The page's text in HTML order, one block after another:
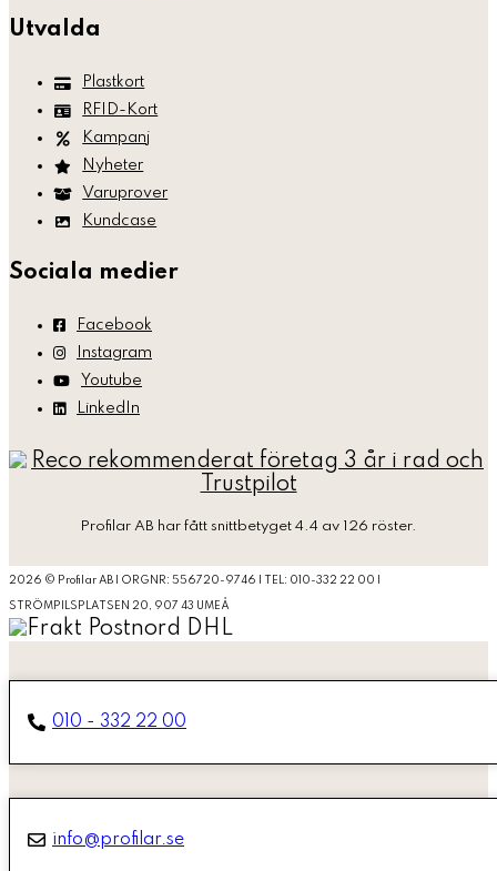
Utvalda
Plastkort
RFID-Kort
Kampanj
Nyheter
Varuprover
Kundcase
Sociala medier
Facebook
Instagram
Youtube
LinkedIn
Profilar AB har fått snittbetyget 4.4 av 126 röster.
2026 © Profilar AB | ORGNR: 556720-9746 | TEL: 010-332 22 00 |
STRÖMPILSPLATSEN 20, 907 43 UMEÅ
010 - 332 22 00
info@profilar.se